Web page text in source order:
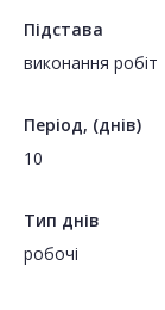
Підстава
виконання робіт
Період, (днів)
10
Тип днів
робочі